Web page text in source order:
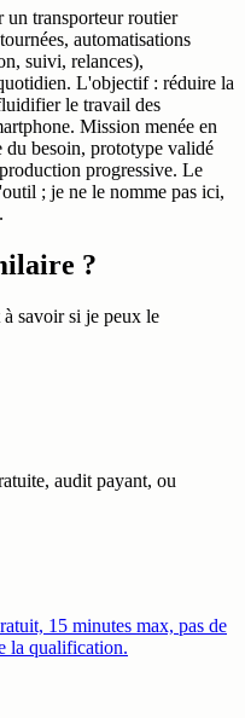
transporteur routier
automatisations
suivi, relances),
L'objectif : réduire la
le travail des
Mission menée en
du besoin, prototype validé
progressive. Le
; je ne le nomme pas ici,
?
savoir si je peux le
audit payant, ou
15 minutes max, pas de
la qualification.